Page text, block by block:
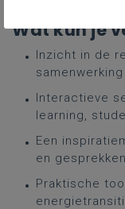
Wat kun je
Inzicht in de
samenwerking
Interactieve
learning,
Een
en
Praktische